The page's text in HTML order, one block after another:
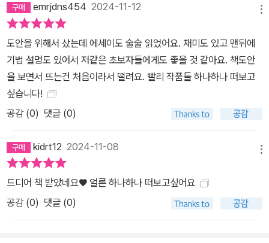
emrjdns454 2024-11-12
도안을 위해서 샀는데 에세이도 술술 읽었어요. 재미도 있고 맨뒤에
기법 설명도 있어서 저같은 초보자들에게도 좋을 것 같아요. 책도안
을 보면서 뜨는건 처음이라서 떨려요. 빨리 작품들 하나하나 떠보고
싶습니다!
공감 (0) 댓글 (0)
kidrt12 2024-11-08
드디어 책 받았네요♥ 얼른 하나하나 떠보고싶어요
공감 (0) 댓글 (0)